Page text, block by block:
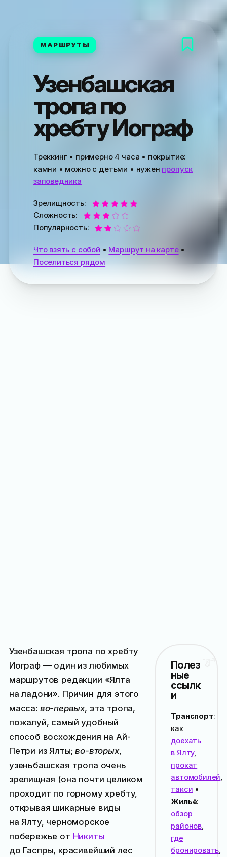
МАРШРУТЫ
Узенбашская
тропа по
хребту Иограф
Треккинг• примерно 4 часа • покрытие:
камни • можно с детьми • нужен пропуск
заповедника
Зрелищность:
Сложность:
Популярность:
Что взять с собой • Маршрут на карте•
Поселиться рядом
Узенбашская тропа по хребту
Иограф — один из любимых
маршрутов редакции «Ялта
на ладони». Причин для этого
масса: во-первых, эта тропа,
пожалуй, самый удобный
способ восхождения на Ай-
Петри из Ялты;во-вторых,
узеньбашская тропа очень
зрелищная (она почти целиком
проходит по горному хребту,
открывая шикарные виды
на Ялту, черноморское
побережье от Никиты
до Гаспры, красивейший лес
Полез
ные
ссылк
и
Транспорт:
как
доехать
в Ялту,
прокат
автомобилей
такси •
Жильё:
обзор
районов
где
бронировать